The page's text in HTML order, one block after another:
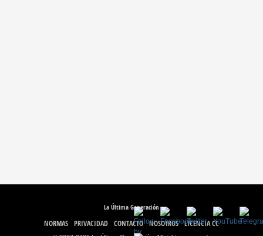
La Última Generación
NORMAS PRIVACIDAD CONTACTO NOSOTROS LICENCIA CC